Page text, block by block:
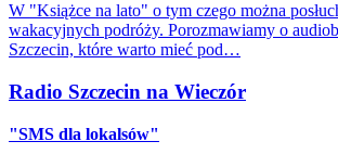
W "Książce na lato" o tym czego można
wakacyjnych podróży. Porozmawiamy o
Szczecin, które warto mieć pod…
Radio Szczecin na Wieczór
"SMS dla lokalsów"